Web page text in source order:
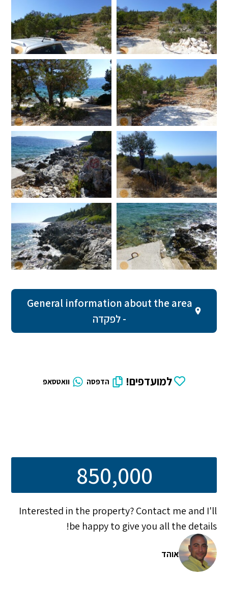
General information about the area
- לפקדה
למועדפים! הדפסה וואטסאפ
850,000
Interested in the property? Contact me and I'll
be happy to give you all the details!
אוהד